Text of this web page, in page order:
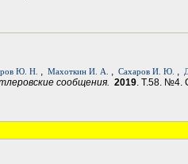
Ю. Н. , Махоткин И. А. , Сахаров И. Ю. ,
сообщения. 2019. Т.58. №4.